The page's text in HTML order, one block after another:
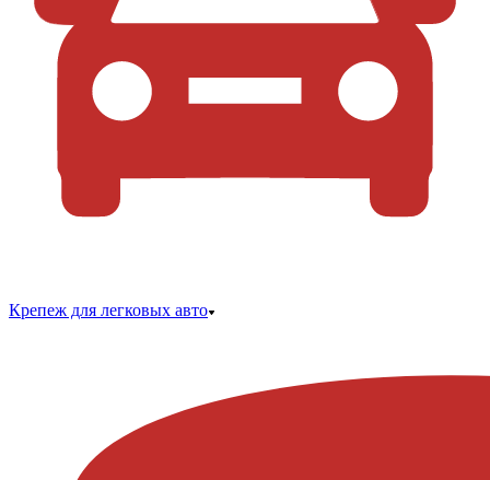
Крепеж для легковых авто